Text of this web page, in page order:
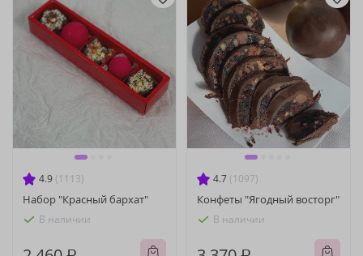
4.9 (1113)
Набор "Красный бархат"
В наличии
4.7 (1097)
Конфеты "Ягодный восторг"
В наличии